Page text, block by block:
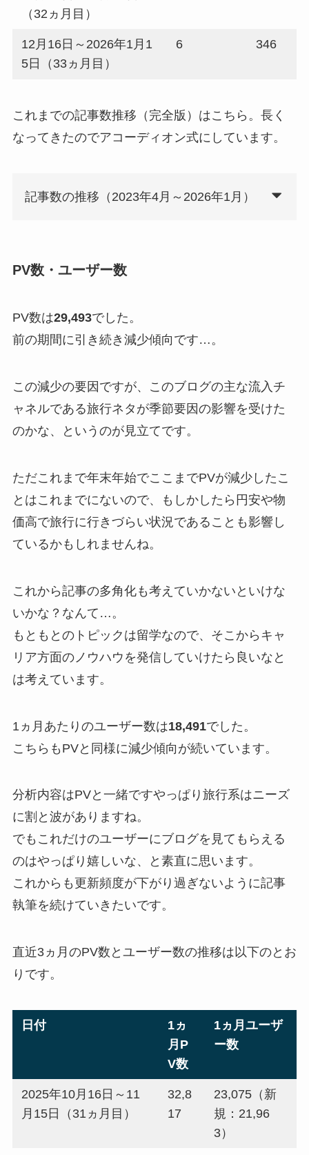
（32ヵ月目）
12月16日～2026年1月1
5日（33ヵ月目）
6 346
これまでの記事数推移（完全版）はこちら。長く
なってきたのでアコーディオン式にしています。
記事数の推移（2023年4月～2026年1月）
PV数・ユーザー数
PV数は29,493でした。
前の期間に引き続き減少傾向です…。
この減少の要因ですが、このブログの主な流入チ
ャネルである旅行ネタが季節要因の影響を受けた
のかな、というのが見立てです。
ただこれまで年末年始でここまでPVが減少したこ
とはこれまでにないので、もしかしたら円安や物
価高で旅行に行きづらい状況であることも影響し
ているかもしれませんね。
これから記事の多角化も考えていかないといけな
いかな？なんて…。
もともとのトピックは留学なので、そこからキャ
リア方面のノウハウを発信していけたら良いなと
は考えています。
1ヵ月あたりのユーザー数は18,491でした。
こちらもPVと同様に減少傾向が続いています。
分析内容はPVと一緒ですやっぱり旅行系はニーズ
に割と波がありますね。
でもこれだけのユーザーにブログを見てもらえる
のはやっぱり嬉しいな、と素直に思います。
これからも更新頻度が下がり過ぎないように記事
執筆を続けていきたいです。
直近3ヵ月のPV数とユーザー数の推移は以下のとお
りです。
日付
1ヵ
月P
V数
1ヵ月ユーザ
ー数
2025年10月16日～11
月15日（31ヵ月目）
32,8
17
23,075（新
規：21,96
3）